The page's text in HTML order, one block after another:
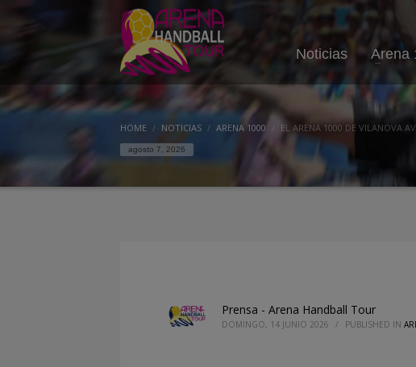
Noticias Arena
HOME NOTICIAS ARENA 1000 EL ARENA 1000 DE VILANOVA
agosto 7, 2026
Prensa - Arena Handball Tour
DOMINGO, 14 JUNIO 2026 / PUBLISHED IN